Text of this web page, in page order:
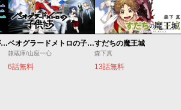
種生産 ～このスキルがチートだとまだ誰も気付いていない～ ベオグラードメトロの子供たち
隷蔵庫/山座一心
6話無料
すだちの魔王城
森下真
13話無料